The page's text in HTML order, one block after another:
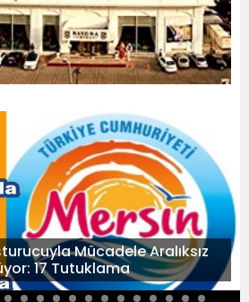
Mücadele Aralıksız
17 Tutuklama